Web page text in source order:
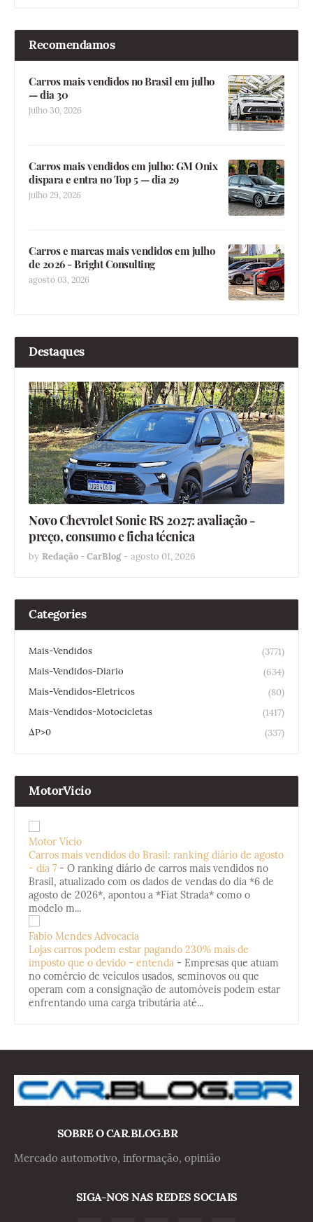
Recomendamos
Carros mais vendidos no Brasil em julho
— dia 30
julho 30, 2026
Carros mais vendidos em julho: GM Onix
dispara e entra no Top 5 — dia 29
julho 29, 2026
Carros e marcas mais vendidos em julho
de 2026 - Bright Consulting
agosto 03, 2026
Destaques
Novo Chevrolet Sonic RS 2027: avaliação -
preço, consumo e ficha técnica
by Redação - CarBlog - agosto 01, 2026
Categories
Mais-Vendidos
(3771)
Mais-Vendidos-Diario
(634)
Mais-Vendidos-Eletricos
(80)
Mais-Vendidos-Motocicletas
(1417)
ΔP>0
(337)
MotorVicio
Motor Vício
Carros mais vendidos do Brasil: ranking diário de agosto
- dia 7 - O ranking diário de carros mais vendidos no
Brasil, atualizado com os dados de vendas do dia *6 de
agosto de 2026*, apontou a *Fiat Strada* como o
modelo m...
Fabio Mendes Advocacia
Lojas carros podem estar pagando 230% mais de
imposto que o devido - entenda - Empresas que atuam
no comércio de veículos usados, seminovos ou que
operam com a consignação de automóveis podem estar
enfrentando uma carga tributária até...
SOBRE O CAR.BLOG.BR
Mercado automotivo, informação, opinião
SIGA-NOS NAS REDES SOCIAIS